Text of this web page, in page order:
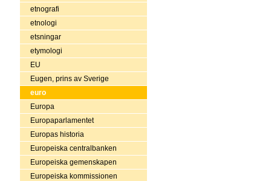
etnografi
etnologi
etsningar
etymologi
EU
Eugen, prins av Sverige
euro
Europa
Europaparlamentet
Europas historia
Europeiska centralbanken
Europeiska gemenskapen
Europeiska kommissionen